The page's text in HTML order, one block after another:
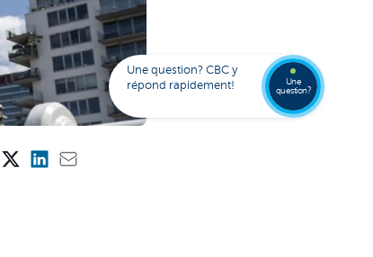
Une question? CBC y
répond rapidement!
Une
question?